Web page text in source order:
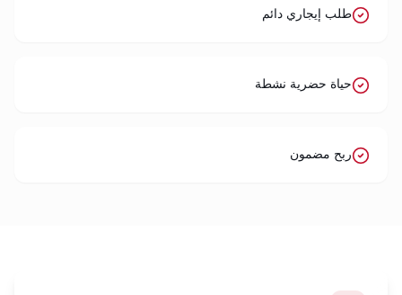
طلب إيجاري دائم
حياة حضرية نشطة
ربح مضمون